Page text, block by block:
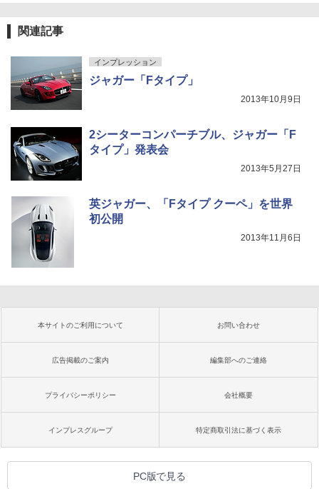
関連記事
インプレッション
ジャガー「Fタイプ」
2013年10月9日
2シーターコンパーチブル、ジャガー「F
タイプ」発表会
2013年5月27日
英ジャガー、「Fタイプ クーペ」を世界
初公開
2013年11月6日
本サイトのご利用について お問い合わせ
広告掲載のご案内 編集部へのご連絡
プライバシーポリシー 会社概要
インプレスグループ 特定商取引法に基づく表示
PC版で見る